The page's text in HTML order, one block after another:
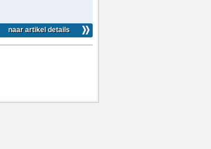
naar artikel details